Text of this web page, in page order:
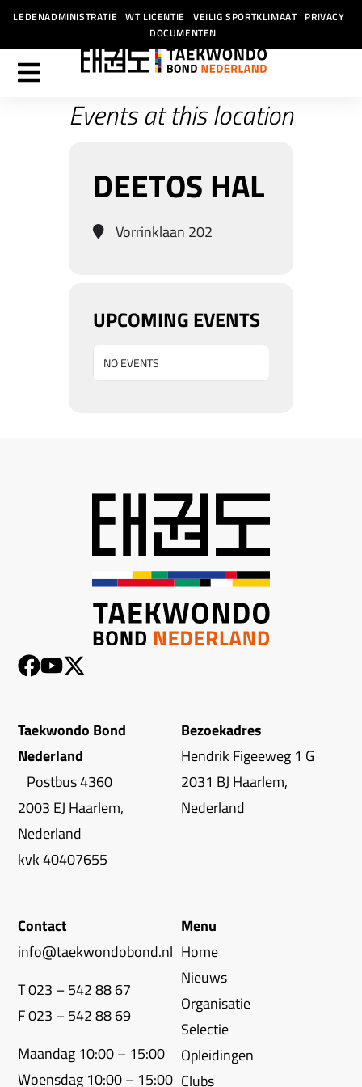
LEDENADMINISTRATIE WT LICENTIE VEILIG SPORTKLIMAAT PRIVACY
DOCUMENTEN
Events at this location
DEETOS HAL
Vorrinklaan 202
UPCOMING EVENTS
NO EVENTS
Taekwondo Bond
Nederland
Postbus 4360
2003 EJ Haarlem,
Nederland
kvk 40407655
Bezoekadres
Hendrik Figeeweg 1 G
2031 BJ Haarlem,
Nederland
Contact
info@taekwondobond.nl
T 023 – 542 88 67
F 023 – 542 88 69
Maandag 10:00 – 15:00
Woensdag 10:00 – 15:00
Menu
Home
Nieuws
Organisatie
Selectie
Opleidingen
Clubs